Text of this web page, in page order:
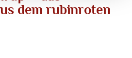
dem rubinroten